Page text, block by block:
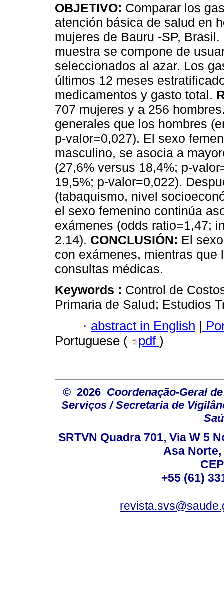
OBJETIVO: Comparar los
atención básica de salud en
mujeres de Bauru -SP, Brasil.
muestra se compone de
seleccionados al azar. Los
últimos 12 meses
medicamentos y gasto total.
707 mujeres y a 256
generales que los hombres
p-valor=0,027). El sexo
masculino, se asocia a
(27,6% versus 18,4%; p-
19,5%; p-valor=0,022).
(tabaquismo, nivel
el sexo femenino continúa
exámenes (odds ratio=1,47;
2.14). CONCLUSIÓN: El
con exámenes, mientras
consultas médicas.
Keywords : Control de
Primaria de Salud; Estudios
· abstract in English |
Portuguese (
pdf )
© 2026 Coordenação-Geral
Serviços / Secretaria de
SRTVN Quadra 701, Via W 5
Asa
+55 (61)